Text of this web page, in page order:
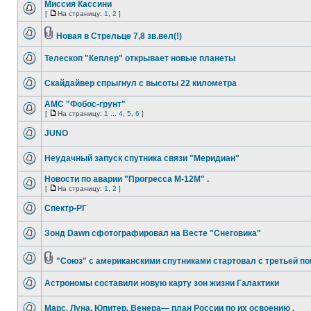
Миссия Кассини
[ На страницу: 1 2 ]
Новая в Стрельце 7,8 зв.вел(!)
Телескоп "Кеплер" открывает новые планеты
Скайдайвер спрыгнул с высоты 22 километра
АМС "Фобос-грунт"
[ На страницу: 1 4 5 6 ]
JUNO
Неудачный запуск спутника связи "Меридиан"
Новости по аварии "Прогресса М-12М" .
[ На страницу: 1 2 ]
Спектр-РГ
Зонд Dawn сфотографировал на Весте "Снеговика"
"Союз" с американскими спутниками стартовал с третьей
Астрономы составили новую карту зон жизни Галактики
Марс, Луна, Юпитер, Венера— план России по их освоению .